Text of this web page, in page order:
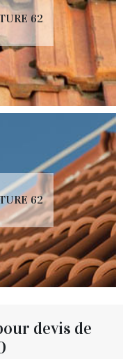
62
62
devis de